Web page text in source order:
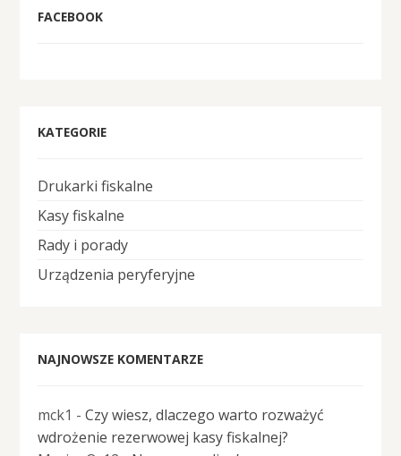
FACEBOOK
KATEGORIE
Drukarki fiskalne
Kasy fiskalne
Rady i porady
Urządzenia peryferyjne
NAJNOWSZE KOMENTARZE
mck1 -Czy wiesz, dlaczego warto rozważyć
wdrożenie rezerwowej kasy fiskalnej?